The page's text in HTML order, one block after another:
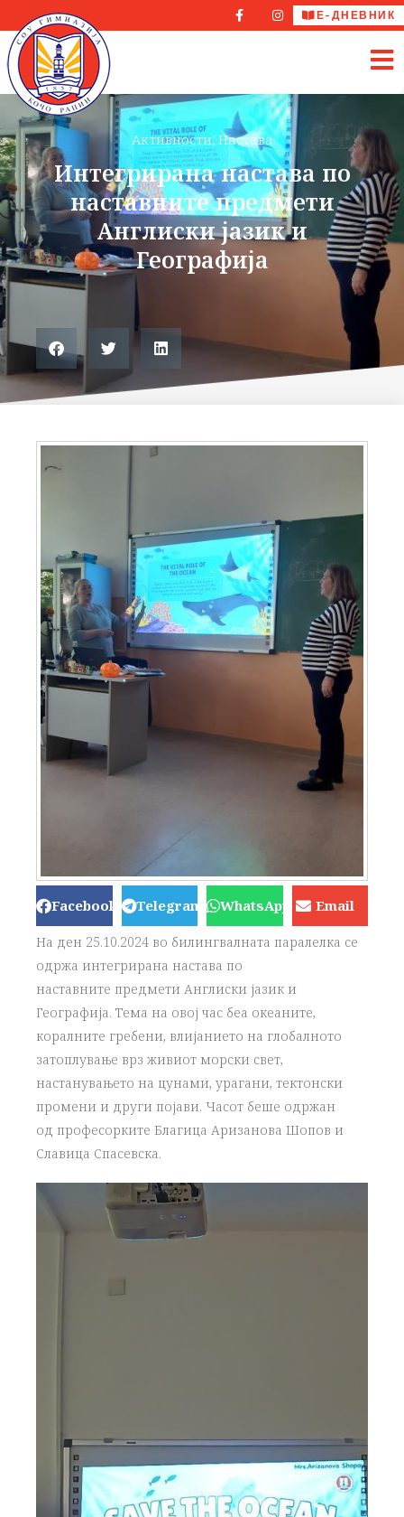
Е-ДНЕВНИК
Активности,Настава
Интегрирана настава по
наставните предмети
Англиски јазик и
Географија
Facebook Telegram WhatsApp Email
На ден 25.10.2024 во билингвалната паралелка се
одржа интегрирана настава по
наставните предмети Англиски јазик и
Географија. Тема на овој час беа океаните,
коралните гребени, влијанието на глобалното
затоплување врз живиот морски свет,
настанувањето на цунами, урагани, тектонски
промени и други појави. Часот беше одржан
од професорките Благица Аризанова Шопов и
Славица Спасевска.